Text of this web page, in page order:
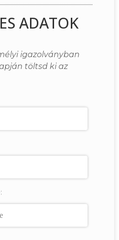
ADATOK
igazolványban
töltsd ki az